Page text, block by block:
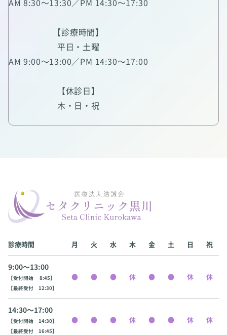
AM 8:30～13:30／PM 14:30～17:30
【診療時間】
平日・土曜
AM 9:00～13:00／PM 14:30～17:00
【休診日】
木・日・祝
診療時間 月 火 水 木 金 土 日 祝
9:00〜13:00
【受付開始 8:45】
【最終受付 12:30】
14:30〜17:00
【受付開始 14:30】
【最終受付 16:45】